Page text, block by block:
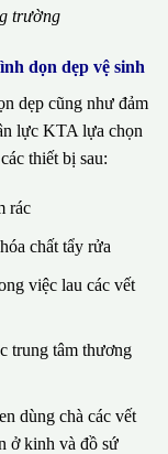
trường
dọn dẹp vệ sinh
dẹp cũng như đảm
lực KTA lựa chọn
thiết bị sau:
rác
chất tẩy rửa
việc lau các vết
trung tâm thương
dùng chà các vết
ở kinh và đồ sứ